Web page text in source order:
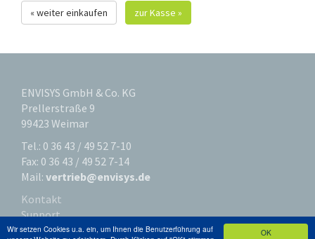
OK
Wir setzen Cookies u.a. ein, um Ihnen die Benutzerführung auf
« weiter einkaufen zur Kasse »
ENVISYS GmbH & Co. KG
Prellerstraße 9
99423 Weimar
Tel.: 0 36 43 / 49 52 7-10
Fax: 0 36 43 / 49 52 7-14
Mail: vertrieb@envisys.de
Kontakt
Support
Impressum